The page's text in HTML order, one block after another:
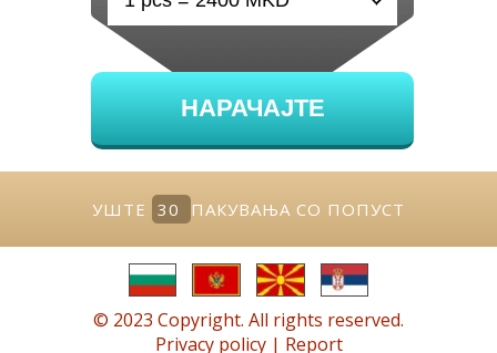
НАРАЧАЈТЕ
УШТЕ 30 ПАКУВАЊА СО ПОПУСТ
© 2023 Copyright. All rights reserved.
Privacy policy | Report